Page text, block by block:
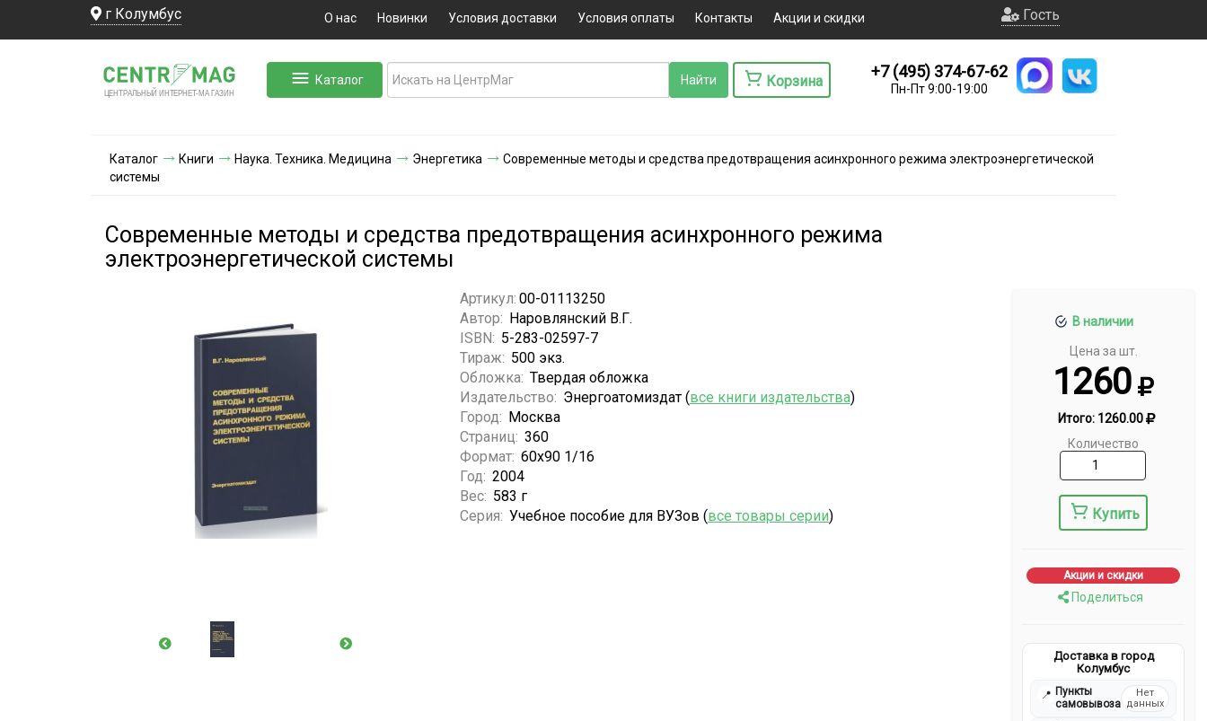
г Колумбус О нас Новинки Условия доставки Условия оплаты Контакты Акции и скидки Гость
ЦЕНТРАЛЬНЫЙ ИНТЕРНЕТ-МА ГАЗИН
Каталог Корзина
+7 (495) 374-67-62
Пн-Пт 9:00-19:00
Каталог Книги Наука. Техника. Медицина Энергетика
Современные методы и средства предотвращения асинхронного режима электроэнергетической
системы
Современные методы и средства предотвращения асинхронного режима
электроэнергетической системы
В наличии
Цена за шт.
1260
Итого: 1260.00
Количество
Купить
Акции и скидки
Поделиться
Доставка в город
Колумбус
📍 Пункты
самовывоза
Нет
данных
Артикул: 00-01113250
Автор: Наровлянский В.Г.
ISBN: 5-283-02597-7
Тираж: 500 экз.
Обложка: Твердая обложка
Издательство: Энергоатомиздат (все книги издательства)
Город: Москва
Страниц: 360
Формат: 60х90 1/16
Год: 2004
Вес: 583 г
Серия: Учебное пособие для ВУЗов (все товары серии)